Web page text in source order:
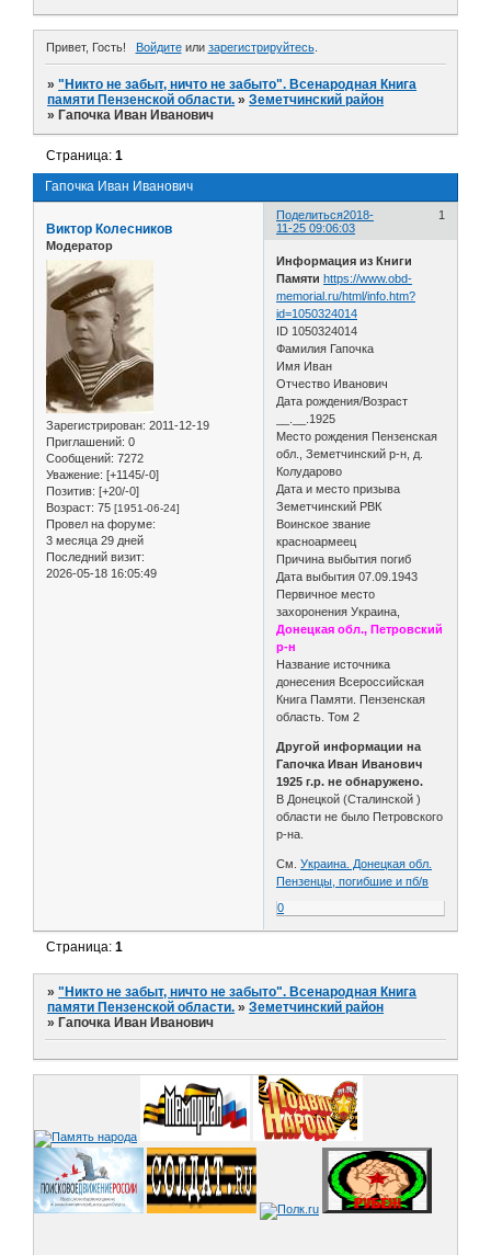
Привет, Гость! Войдитеили зарегистрируйтесь.
»"Никто не забыт, ничто не забыто". Всенародная Книга
памяти Пензенской области. »Земетчинский район
» Гапочка Иван Иванович
Гапочка Иван Иванович
Страница:1
Поделиться 1
2018-
11-25 09:06:03
Виктор Колесников
Модератор
Зарегистрирован: 2011-12-19
Приглашений: 0
Сообщений: 7272
Уважение: [+1145/-0]
Позитив: [+20/-0]
Возраст: 75 [1951-06-24]
Провел на форуме:
3 месяца 29 дней
Последний визит:
2026-05-18 16:05:49
Информация из Книги
Памяти https://www.obd-
memorial.ru/html/info.htm?
id=1050324014
ID 1050324014
Фамилия Гапочка
Имя Иван
Отчество Иванович
Дата рождения/Возраст
__.__.1925
Место рождения Пензенская
обл., Земетчинский р-н, д.
Колударово
Дата и место призыва
Земетчинский РВК
Воинское звание
красноармеец
Причина выбытия погиб
Дата выбытия 07.09.1943
Первичное место
захоронения Украина,
Донецкая обл., Петровский
р-н
Название источника
донесения Всероссийская
Книга Памяти. Пензенская
область. Том 2
Другой информации на
Гапочка Иван Иванович
1925 г.р. не обнаружено.
В Донецкой (Сталинской )
области не было Петровского
р-на.
См.Украина. Донецкая обл.
Пензенцы, погибшие и пб/в
0
Страница:1
»"Никто не забыт, ничто не забыто". Всенародная Книга
памяти Пензенской области. »Земетчинский район
» Гапочка Иван Иванович